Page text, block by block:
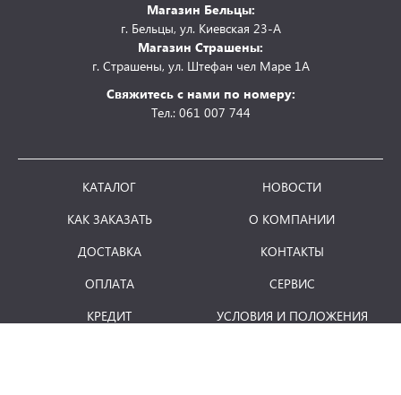
Магазин Бельцы:
г. Бельцы, ул. Киевская 23-А
Магазин Страшены:
г. Страшены, ул. Штефан чел Маре 1А
Свяжитесь с нами по номеру:
Тел.: 061 007 744
КАТАЛОГ
КАК ЗАКАЗАТЬ
ДОСТАВКА
ОПЛАТА
КРЕДИТ
НОВОСТИ
О КОМПАНИИ
КОНТАКТЫ
СЕРВИС
УСЛОВИЯ И ПОЛОЖЕНИЯ